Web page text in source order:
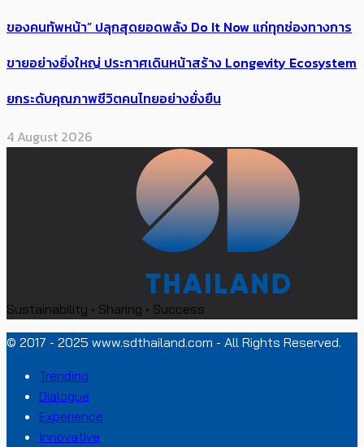
ของคนทัพหน้า” ปลุกสุดยอดพลัง Do It Now แก่ทุกช่องทางการ
ขายอย่างยิ่งใหญ่ ประกาศเดินหน้าสร้าง Longevity Ecosystem
ยกระดับคุณภาพชีวิตคนไทยอย่างยั่งยืน
4 August 2026
Sustainability • Sharing • Success
© 2017 - 2025 www.sdthailand.com - All Rights Reserved.
Trending
Dialogue
Experience
Innovative